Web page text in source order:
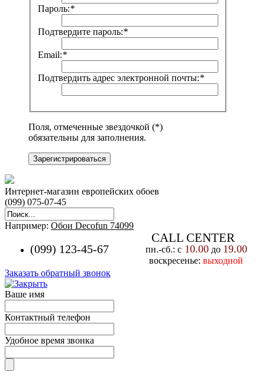
Пароль:*
Подтвердите пароль:*
Email:*
Подтвердить адрес электронной почты:*
Поля, отмеченные звездочкой (*)
обязательны для заполнения.
Зарегистрироваться
Интернет-магазин европейских обоев
(099) 075-07-45
Например: Обои Decofun 74099
(099) 123-45-67
CALL CENTER
пн.-cб.: с10.00до 19.00
воскресенье: выходной
Заказать обратный звонок
Ваше имя
Контактный телефон
Удобное время звонка